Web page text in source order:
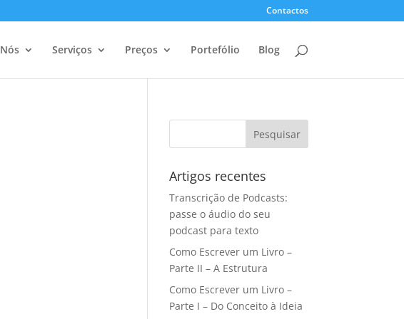
Contactos
Serviços Preços Portefólio Blog
Artigos recentes
Transcrição de Podcasts:
passe o áudio do seu
podcast para texto
Como Escrever um Livro –
Parte II – A Estrutura
Como Escrever um Livro –
Parte I – Do Conceito à Ideia